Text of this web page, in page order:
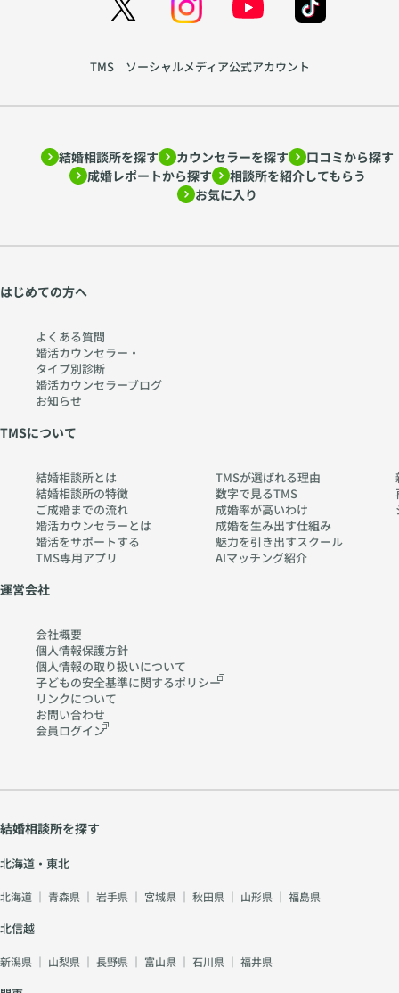
TMS ソーシャルメディア公式アカウント
結婚相談所を探す カウンセラーを探す
口コミから探す
成婚レポートから探す
相談所を紹介してもらう
お気に入り
はじめての方へ
よくある質問
婚活カウンセラー・
タイプ別診断
婚活カウンセラーブログ
お知らせ
TMSについて
結婚相談所とは
結婚相談所の特徴
ご成婚までの流れ
婚活カウンセラーとは
婚活をサポートする
TMS専用アプリ
TMSが選ばれる理由
数字で見るTMS
成婚率が高いわけ
成婚を生み出す仕組み
魅力を引き出すスクール
AIマッチング紹介
運営会社
会社概要
個人情報保護方針
個人情報の取り扱いについて
子どもの安全基準に関するポリシー
リンクについて
お問い合わせ
会員ログイン
結婚相談所を探す
北海道・東北
北海道 ｜ 青森県 ｜ 岩手県 ｜ 宮城県 ｜ 秋田県 ｜ 山形県 ｜ 福島県
北信越
新潟県 ｜ 山梨県 ｜ 長野県 ｜ 富山県 ｜ 石川県 ｜ 福井県